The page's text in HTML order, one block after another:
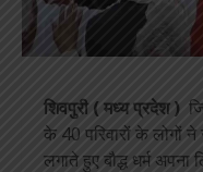
शिवपुरी ( मध्य प्रदेश )
के 40 परिवारों के लोगों
लगाते हुए बौद्ध धर्म